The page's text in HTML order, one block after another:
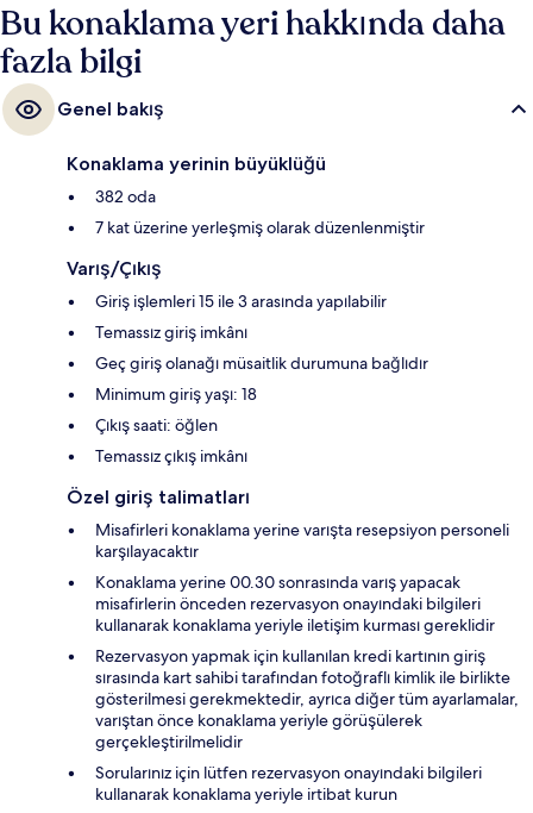
Bu konaklama yeri hakkında daha
fazla bilgi
Genel bakış
Konaklama yerinin büyüklüğü
382 oda
7 kat üzerine yerleşmiş olarak düzenlenmiştir
Varış/Çıkış
Giriş işlemleri 15 ile 3 arasında yapılabilir
Temassız giriş imkânı
Geç giriş olanağı müsaitlik durumuna bağlıdır
Minimum giriş yaşı: 18
Çıkış saati: öğlen
Temassız çıkış imkânı
Özel giriş talimatları
Misafirleri konaklama yerine varışta resepsiyon personeli
karşılayacaktır
Konaklama yerine 00.30 sonrasında varış yapacak
misafirlerin önceden rezervasyon onayındaki bilgileri
kullanarak konaklama yeriyle iletişim kurması gereklidir
Rezervasyon yapmak için kullanılan kredi kartının giriş
sırasında kart sahibi tarafından fotoğraflı kimlik ile birlikte
gösterilmesi gerekmektedir, ayrıca diğer tüm ayarlamalar,
varıştan önce konaklama yeriyle görüşülerek
gerçekleştirilmelidir
Sorularınız için lütfen rezervasyon onayındaki bilgileri
kullanarak konaklama yeriyle irtibat kurun